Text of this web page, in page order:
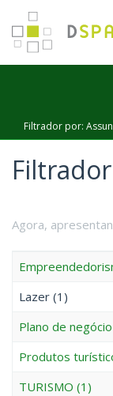
Filtrador por:
Agora,
Lazer (1)
Plano de
Produtos
TURISMO (1)